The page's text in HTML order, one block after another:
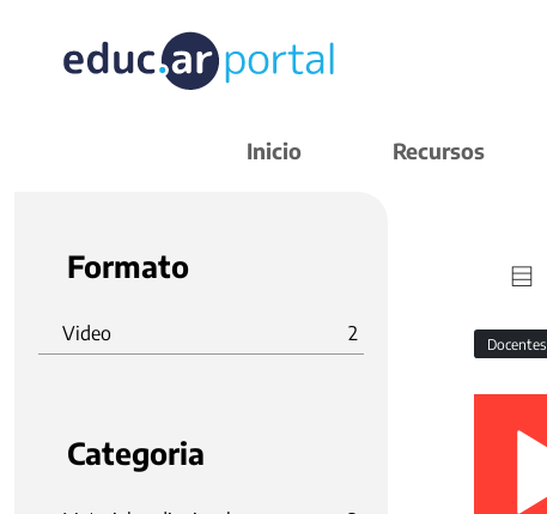
Inicio Recursos
Formato
Video 2
Categoria
Docentes